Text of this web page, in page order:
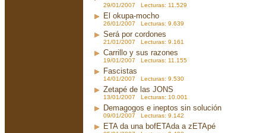
29/01/2007 Lecturas: 11.529
El okupa-mocho
26/01/2007 Lecturas: 9.639
Será por cordones
21/01/2007 Lecturas: 9.161
Carrillo y sus razones
19/01/2007 Lecturas: 11.155
Fascistas
14/01/2007 Lecturas: 9.530
Zetapé de las JONS
13/01/2007 Lecturas: 10.001
Demagogos e ineptos sin solución
09/01/2007 Lecturas: 9.142
ETA da una bofETAda a zETApé